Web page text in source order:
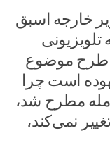
خارجه اسبق
طرح موضوع
است چرا
مطرح شد،
نمی‌کند،